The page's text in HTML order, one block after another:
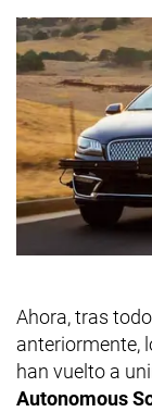
Ahora, tras
anteriormente,
han vuelto a
Autonomous